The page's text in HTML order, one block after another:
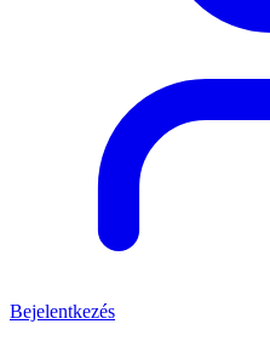
Bejelentkezés